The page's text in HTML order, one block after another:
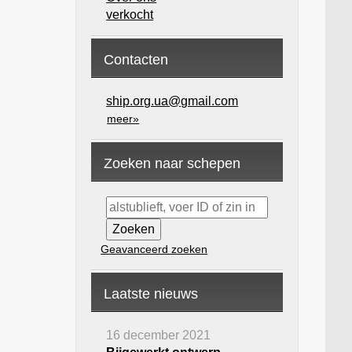
verkocht
Contacten
ship.org.ua@gmail.com
meer»
Zoeken naar schepen
Geavanceerd zoeken
Laatste nieuws
16 december 2021